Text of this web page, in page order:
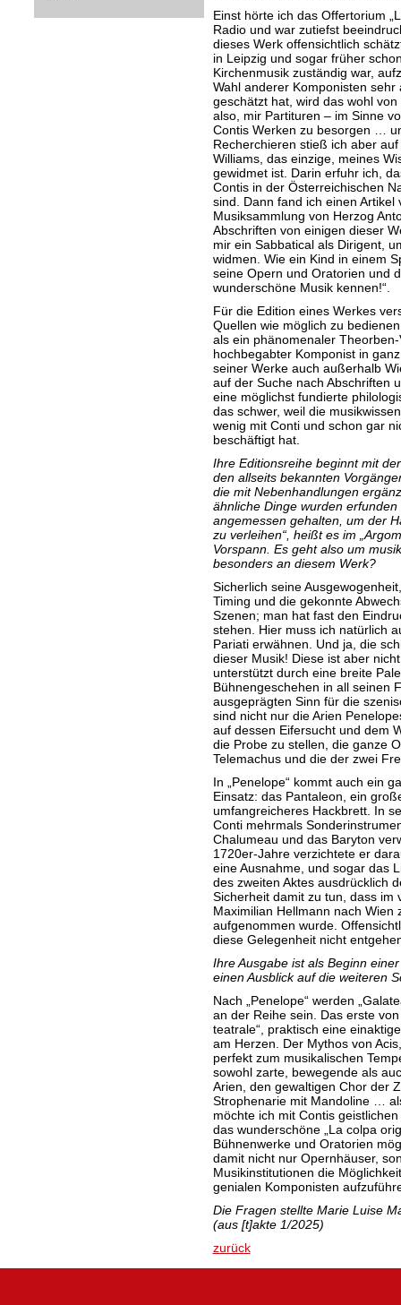
Einst hörte ich das Offertorium
Radio und war zutiefst
dieses Werk offensichtlich
in Leipzig und sogar früher
Kirchenmusik zuständig war,
Wahl anderer Komponisten
geschätzt hat, wird das wohl
also, mir Partituren – im Sinne
Contis Werken zu besorgen …
Recherchieren stieß ich aber
Williams, das einzige, meines
gewidmet ist. Darin erfuhr ich,
Contis in der Österreichischen
sind. Dann fand ich einen
Musiksammlung von Herzog
Abschriften von einigen dieser
mir ein Sabbatical als Dirigent,
widmen. Wie ein Kind in einem
seine Opern und Oratorien und
wunderschöne Musik kennen!“.
Für die Edition eines Werkes
Quellen wie möglich zu
als ein phänomenaler
hochbegabter Komponist in
seiner Werke auch außerhalb
auf der Suche nach Abschriften
eine möglichst fundierte
das schwer, weil die
wenig mit Conti und schon gar
beschäftigt hat.
Ihre Editionsreihe beginnt mit
den allseits bekannten
die mit Nebenhandlungen
ähnliche Dinge wurden
angemessen gehalten, um der
zu verleihen“, heißt es im
Vorspann. Es geht also um
besonders an diesem Werk?
Sicherlich seine
Timing und die gekonnte
Szenen; man hat fast den
stehen. Hier muss ich natürlich
Pariati erwähnen. Und ja, die
dieser Musik! Diese ist aber
unterstützt durch eine breite
Bühnengeschehen in all seinen
ausgeprägten Sinn für die
sind nicht nur die Arien
auf dessen Eifersucht und dem
die Probe zu stellen, die ganze
Telemachus und die der zwei
In „Penelope“ kommt auch ein
Einsatz: das Pantaleon, ein
umfangreicheres Hackbrett. In
Conti mehrmals
Chalumeau und das Baryton
1720er-Jahre verzichtete er
eine Ausnahme, und sogar das
des zweiten Aktes ausdrücklich
Sicherheit damit zu tun, dass im
Maximilian Hellmann nach Wien
aufgenommen wurde.
diese Gelegenheit nicht
Ihre Ausgabe ist als Beginn
einen Ausblick auf die weiteren
Nach „Penelope“ werden
an der Reihe sein. Das erste
teatrale“, praktisch eine
am Herzen. Der Mythos von
perfekt zum musikalischen
sowohl zarte, bewegende als
Arien, den gewaltigen Chor der
Strophenarie mit Mandoline …
möchte ich mit Contis
das wunderschöne „La colpa
Bühnenwerke und Oratorien
damit nicht nur Opernhäuser,
Musikinstitutionen die
genialen Komponisten
Die Fragen stellte Marie Luise
(aus [t]akte 1/2025)
zurück